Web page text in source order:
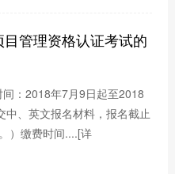
管理资格认证考试的
：2018年7月9日起至2018
、英文报名材料，报名截止
）缴费时间....[详